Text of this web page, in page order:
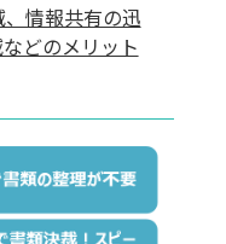
情報共有の迅
どのメリット